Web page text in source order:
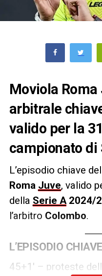
Moviola Roma
arbitrale
valido per la
campionato di
L’episodio chiave
Roma Juve, valido
della Serie A2024/
l’arbitro Colombo.
L’EPISODIO CHIAVE
45+1′ – proteste